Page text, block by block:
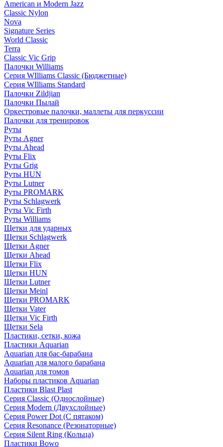
American и Modern Jazz
Classic Nylon
Nova
Signature Series
World Classic
Terra
Classic Vic Grip
Палочки Williams
Серия WIlliams Classic (Бюджетные)
Серия WIlliams Standard
Палочки Zildjian
Палочки Пылай
Оркестровые палочки, маллеты для перкуссии
Палочки для тренировок
Руты
Руты Agner
Руты Ahead
Руты Flix
Руты Grig
Руты HUN
Руты Lutner
Руты PROMARK
Руты Schlagwerk
Руты Vic Firth
Руты Williams
Щетки для ударных
Щетки Schlagwerk
Щетки Agner
Щетки Ahead
Щетки Flix
Щетки HUN
Щетки Lutner
Щетки Meinl
Щетки PROMARK
Щетки Vater
Щетки Vic Firth
Щетки Sela
Пластики, сетки, кожа
Пластики Aquarian
Aquarian для бас-барабана
Aquarian для малого барабана
Aquarian для томов
Наборы пластиков Aquarian
Пластики Blast Plast
Серия Classic (Однослойные)
Серия Modern (Двухслойные)
Серия Power Dot (С пятаком)
Серия Resonance (Резонаторные)
Серия Silent Ring (Кольца)
Пластики Bowo